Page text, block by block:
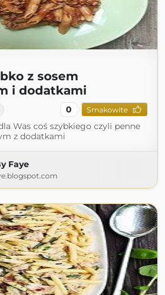
z sosem
i dodatkami
0 Smakowite
Was coś szybkiego czyli penne
z dodatkami
Faye